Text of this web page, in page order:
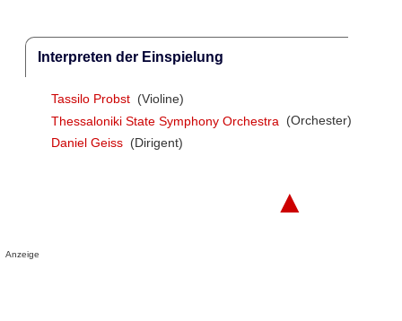
Interpreten der Einspielung
Tassilo Probst (Violine)
Thessaloniki State Symphony Orchestra
(Orchester)
Daniel Geiss (Dirigent)
▲
Anzeige